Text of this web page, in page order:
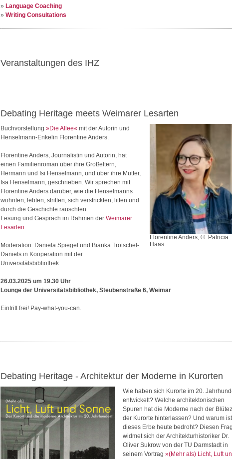
» Language Coaching
» Writing Consultations
Veranstaltungen des IHZ
Debating Heritage meets Weimarer Lesarten
Florentine Anders, ©: Patricia
Haas
Buchvorstellung »Die Allee« mit der Autorin und
Henselmann-Enkelin Florentine Anders.
Florentine Anders, Journalistin und Autorin, hat
einen Familienroman über ihre Großeltern,
Hermann und Isi Henselmann, und über ihre Mutter,
Isa Henselmann, geschrieben. Wir sprechen mit
Florentine Anders darüber, wie die Henselmanns
wohnten, lebten, stritten, sich verstrickten, litten und
durch die Geschichte rauschten.
Lesung und Gespräch im Rahmen der Weimarer
Lesarten.
Moderation: Daniela Spiegel und Bianka Trötschel-
Daniels in Kooperation mit der
Universitätsbibliothek
26.03.2025 um 19.30 Uhr
Lounge der Universitätsbibliothek, Steubenstraße 6, Weimar
Eintritt frei! Pay-what-you-can.
Debating Heritage - Architektur der Moderne in Kurorten
Wie haben sich Kurorte im 20.
entwickelt? Welche architektonischen
Spuren hat die Moderne nach der
der Kurorte hinterlassen? Und warum ist
dieses Erbe heute bedroht? Diesen
widmet sich der Architekturhistoriker Dr.
Oliver Sukrow von der TU Darmstadt in
seinem Vortrag »(Mehr als) Licht, Luft